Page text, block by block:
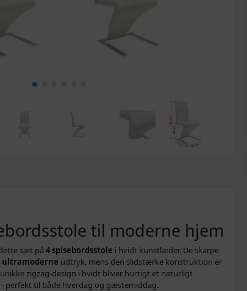
til moderne hjem
sæt på 4 spisebordsstole i hvidt kunstlæder. De skarpe
ultramoderne udtryk, mens den slidstærke konstruktion er
zigzag-design i hvidt bliver hurtigt et naturligt
perfekt til både hverdag og gæstemiddag.